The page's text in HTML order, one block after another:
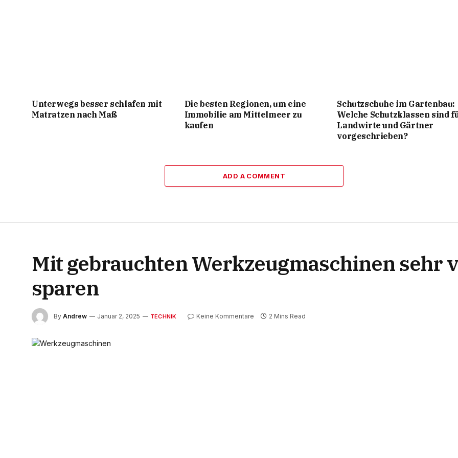
Unterwegs besser schlafen mit
Matratzen nach Maß
Die besten Regionen, um eine
Immobilie am Mittelmeer zu
kaufen
Schutzschuhe im Gartenbau:
Welche Schutzklassen sind
Landwirte und Gärtner
vorgeschrieben?
ADD A COMMENT
Mit gebrauchten Werkzeugmaschinen sehr
sparen
By Andrew Januar 2, 2025 TECHNIK Keine Kommentare 2 Mins Read